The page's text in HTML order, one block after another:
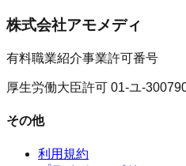
株式会社アモメディ
有料職業紹介事業許可番号
厚生労働大臣許可 01-ユ-
その他
利用規約